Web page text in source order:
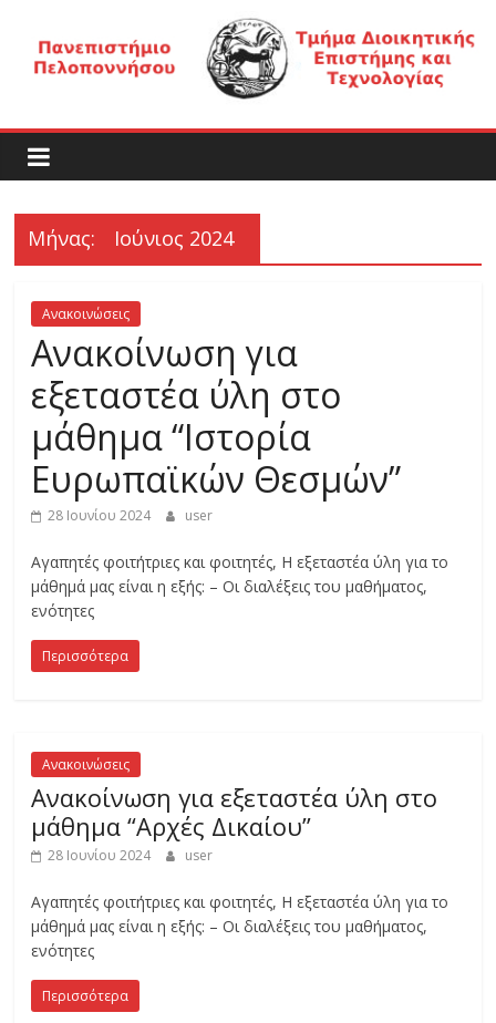
περιεχόμενο
Τ
μ
ή
μ
α
Δ
ι
ο
ι
κ
η
τ
ι
κ
ή
Μήνας: Ιούνιος 2024
Ανακοινώσεις
Ανακοίνωση για
εξεταστέα ύλη στο
μάθημα “Ιστορία
Ευρωπαϊκών Θεσμών”
28 Ιουνίου 2024 user
Αγαπητές φοιτήτριες και φοιτητές, Η εξεταστέα ύλη για το
μάθημά μας είναι η εξής: – Οι διαλέξεις του μαθήματος,
ενότητες
Περισσότερα
Ανακοινώσεις
Ανακοίνωση για εξεταστέα ύλη στο
μάθημα “Αρχές Δικαίου”
28 Ιουνίου 2024 user
Αγαπητές φοιτήτριες και φοιτητές, Η εξεταστέα ύλη για το
μάθημά μας είναι η εξής: – Οι διαλέξεις του μαθήματος,
ενότητες
Περισσότερα